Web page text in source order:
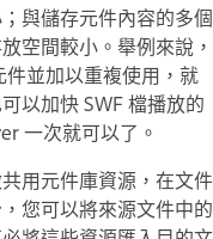
與儲存元件內容的多個
空間較小。舉例來說，
並加以重複使用，就
以加快 SWF 檔播放的
一次就可以了。
用元件庫資源，在文件
您可以將來源文件中的